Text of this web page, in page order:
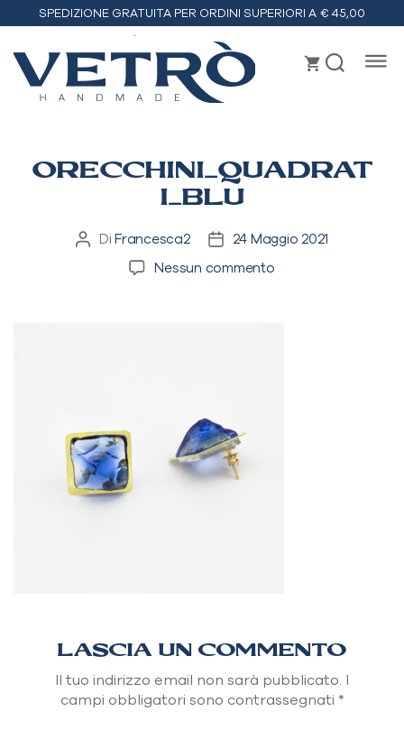
SPEDIZIONE GRATUITA PER ORDINI SUPERIORI A € 45,00
ORECCHINI_QUADRAT
I_BLU
Autore
articolo
DiFrancesca2
Data
dell'articolo
24 Maggio 2021
Nessun commentosu
LASCIA UN COMMENTO
Il tuo indirizzo email non sarà pubblicato. I
campi obbligatori sono contrassegnati *